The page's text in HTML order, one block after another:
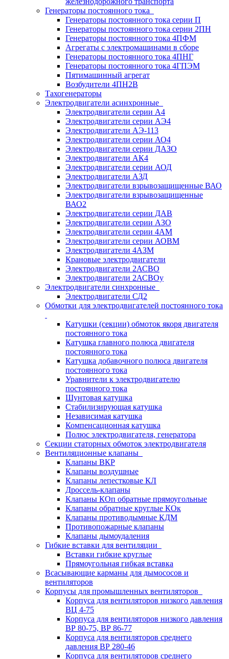
Генераторы постоянного тока
Генераторы постоянного тока серии П
Генераторы постоянного тока серии 2ПН
Генераторы постоянного тока 4ПФМ
Агрегаты с электромашинами в сборе
Генераторы постоянного тока 4ПНГ
Генераторы постоянного тока 4ГПЭМ
Пятимашинный агрегат
Возбудители 4ПН2В
Тахогенераторы
Электродвигатели асинхронные
Электродвигатели серии А4
Электродвигатели серии АЭ4
Электродвигатели АЭ-113
Электродвигатели серии АО4
Электродвигатели серии ДАЗО
Электродвигатели АК4
Электродвигатели серии АОД
Электродвигатели АЗД
Электродвигатели взрывозащищенные ВАО
Электродвигатели взрывозащищенные
ВАО2
Электродвигатели серии ДАВ
Электродвигатели серии АЗО
Электродвигатели серии 4АМ
Электродвигатели серии АОВМ
Электродвигатели 4АЗМ
Крановые электродвигатели
Электродвигатели 2АСВО
Электродвигатели 2АСВОу
Электродвигатели синхронные
Электродвигатели СД2
Обмотки для электродвигателей постоянного тока
Катушки (секции) обмоток якоря двигателя
постоянного тока
Катушка главного полюса двигателя
постоянного тока
Катушка добавочного полюса двигателя
постоянного тока
Уравнители к электродвигателю
постоянного тока
Шунтовая катушка
Стабилизирующая катушка
Независимая катушка
Компенсационная катушка
Полюс электродвигателя, генератора
Секции статорных обмоток электродвигателя
Вентиляционные клапаны
Клапаны ВКР
Клапаны воздушные
Клапаны лепестковые КЛ
Дроссель-клапаны
Клапаны КОп обратные прямоугольные
Клапаны обратные круглые КОк
Клапаны противодымные КДМ
Противопожарные клапаны
Клапаны дымоудаления
Гибкие вставки для вентиляции
Вставки гибкие круглые
Прямоугольная гибкая вставка
Всасывающие карманы для дымососов и
вентиляторов
Корпусы для промышленных вентиляторов
Корпуса для вентиляторов низкого давления
ВЦ 4-75
Корпуса для вентиляторов низкого давления
ВР 80-75, ВР 86-77
Корпуса для вентиляторов среднего
давления ВР 280-46
Корпуса для вентиляторов среднего